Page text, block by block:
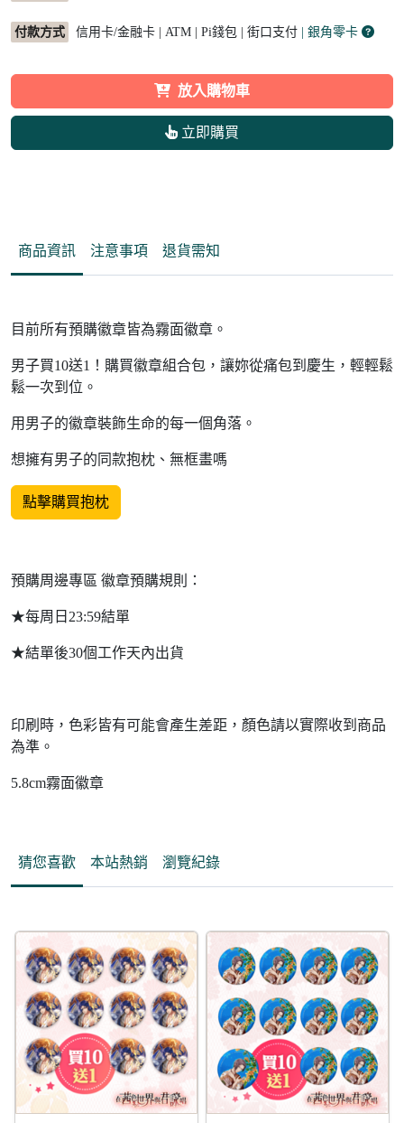
付款方式 信用卡/金融卡 | ATM | Pi錢包 | 街口支付 | 銀角零卡
放入購物車
立即購買
商品資訊 注意事項 退貨需知
目前所有預購徽章皆為霧面徽章。
男子買10送1！購買徽章組合包，讓妳從痛包到慶生，輕輕鬆
鬆一次到位。
用男子的徽章裝飾生命的每一個角落。
想擁有男子的同款抱枕、無框畫嗎
點擊購買抱枕
預購周邊專區 徽章預購規則：
★每周日23:59結單
★結單後30個工作天內出貨
印刷時，色彩皆有可能會產生差距，顏色請以實際收到商品
為準。
5.8cm霧面徽章
猜您喜歡 本站熱銷 瀏覽紀錄